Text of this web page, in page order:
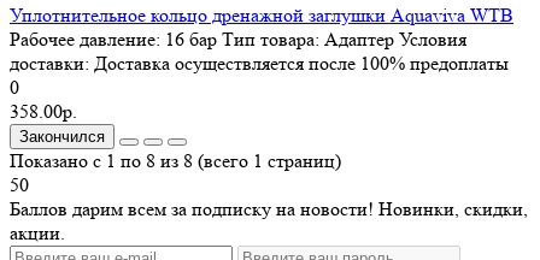
Уплотнительное кольцо дренажной заглушки Aquaviva WTB
Рабочее давление: 16 бар Тип товара: Адаптер Условия
доставки: Доставка осуществляется после 100% предоплаты
0
358.00р.
Закончился
Показано с 1 по 8 из 8 (всего 1 страниц)
50
Баллов дарим всем за подписку на новости! Новинки, скидки,
акции.